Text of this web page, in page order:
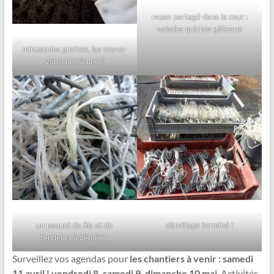
minuscules graines, les voyez-
vous, une à une ?
repas partagé dans la cour :
salades quiches gâteaux
un paquet de fils et de
tendeurs à démêler
démêlage terminé !
Surveillez vos agendas pour les chantiers à venir : samedi